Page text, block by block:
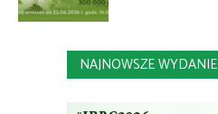
NAJNOWSZE WYDANIE